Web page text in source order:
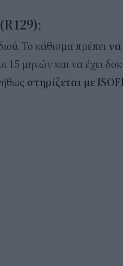
Το κάθισμα πρέπει
15 μηνών και να έχει
στηρίζεται με